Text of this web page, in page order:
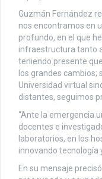
Guzmán Fernández
nos encontramos en
profundo, en el que
infraestructura tanto
teniendo presente
los grandes cambios;
Universidad virtual
distantes, seguimos
“Ante la emergencia
docentes e
laboratorios, en los
innovando tecnología
En su mensaje